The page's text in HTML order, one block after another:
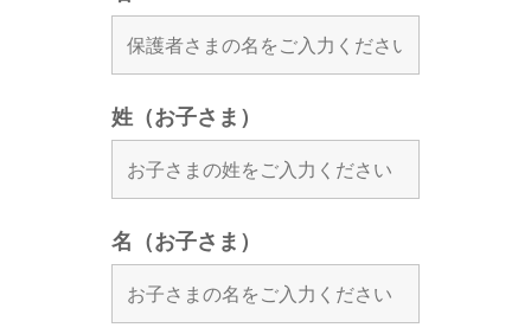
姓（お子さま）
名（お子さま）